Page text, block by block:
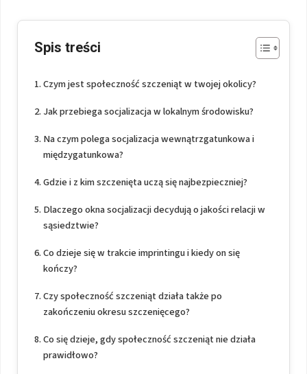
Spis treści
Czym jest społeczność szczeniąt w twojej okolicy?
Jak przebiega socjalizacja w lokalnym środowisku?
Na czym polega socjalizacja wewnątrzgatunkowa i
międzygatunkowa?
Gdzie i z kim szczenięta uczą się najbezpieczniej?
Dlaczego okna socjalizacji decydują o jakości relacji w
sąsiedztwie?
Co dzieje się w trakcie imprintingu i kiedy on się
kończy?
Czy społeczność szczeniąt działa także po
zakończeniu okresu szczenięcego?
Co się dzieje, gdy społeczność szczeniąt nie działa
prawidłowo?